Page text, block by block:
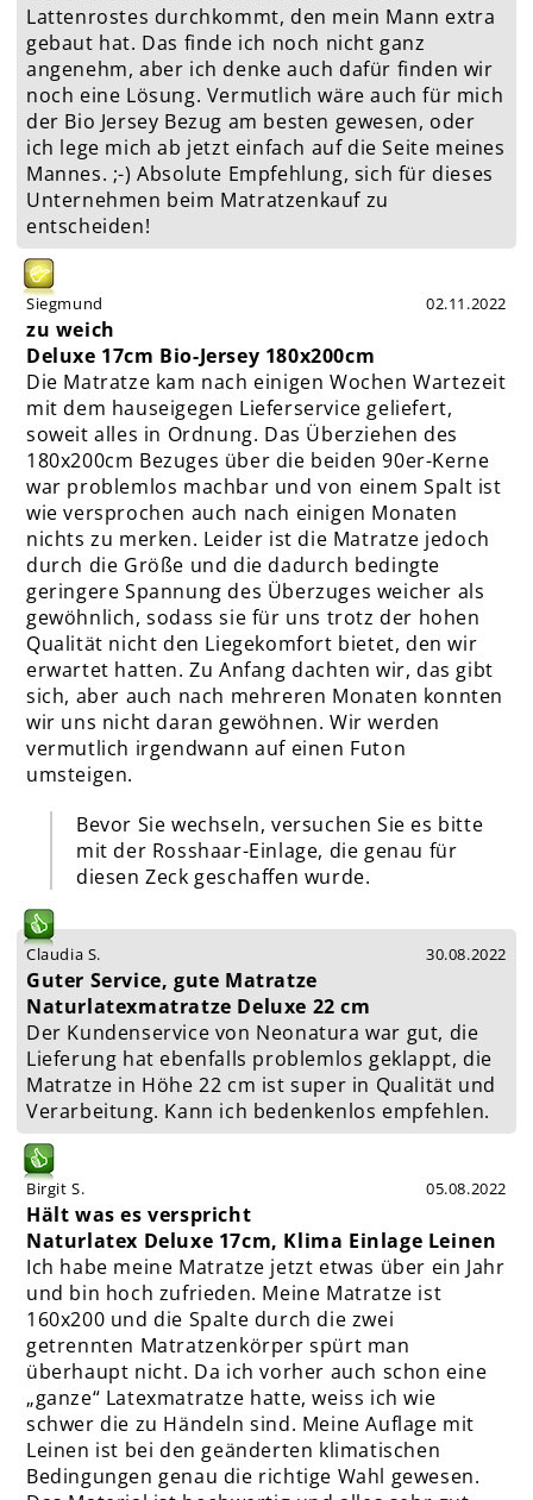
Lattenrostes durchkommt, den mein Mann extra
gebaut hat. Das finde ich noch nicht ganz
angenehm, aber ich denke auch dafür finden wir
noch eine Lösung. Vermutlich wäre auch für mich
der Bio Jersey Bezug am besten gewesen, oder
ich lege mich ab jetzt einfach auf die Seite meines
Mannes. ;-) Absolute Empfehlung, sich für dieses
Unternehmen beim Matratzenkauf zu
entscheiden!
Siegmund 02.11.2022
zu weich
Deluxe 17cm Bio-Jersey 180x200cm
Die Matratze kam nach einigen Wochen Wartezeit
mit dem hauseigegen Lieferservice geliefert,
soweit alles in Ordnung. Das Überziehen des
180x200cm Bezuges über die beiden 90er-Kerne
war problemlos machbar und von einem Spalt ist
wie versprochen auch nach einigen Monaten
nichts zu merken. Leider ist die Matratze jedoch
durch die Größe und die dadurch bedingte
geringere Spannung des Überzuges weicher als
gewöhnlich, sodass sie für uns trotz der hohen
Qualität nicht den Liegekomfort bietet, den wir
erwartet hatten. Zu Anfang dachten wir, das gibt
sich, aber auch nach mehreren Monaten konnten
wir uns nicht daran gewöhnen. Wir werden
vermutlich irgendwann auf einen Futon
umsteigen.
Bevor Sie wechseln, versuchen Sie es bitte
mit der Rosshaar-Einlage, die genau für
diesen Zeck geschaffen wurde.
Claudia S. 30.08.2022
Guter Service, gute Matratze
Naturlatexmatratze Deluxe 22 cm
Der Kundenservice von Neonatura war gut, die
Lieferung hat ebenfalls problemlos geklappt, die
Matratze in Höhe 22 cm ist super in Qualität und
Verarbeitung. Kann ich bedenkenlos empfehlen.
Birgit S. 05.08.2022
Hält was es verspricht
Naturlatex Deluxe 17cm, Klima Einlage Leinen
Ich habe meine Matratze jetzt etwas über ein Jahr
und bin hoch zufrieden. Meine Matratze ist
160x200 und die Spalte durch die zwei
getrennten Matratzenkörper spürt man
überhaupt nicht. Da ich vorher auch schon eine
„ganze“ Latexmatratze hatte, weiss ich wie
schwer die zu Händeln sind. Meine Auflage mit
Leinen ist bei den geänderten klimatischen
Bedingungen genau die richtige Wahl gewesen.